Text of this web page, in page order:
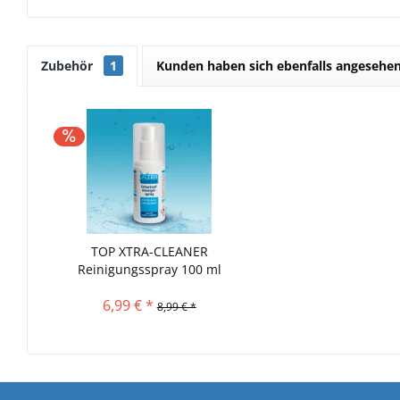
Zubehör 1 Kunden haben sich ebenfalls
TOP XTRA-CLEANER
Reinigungsspray 100 ml
6,99 € * 8,99 € *